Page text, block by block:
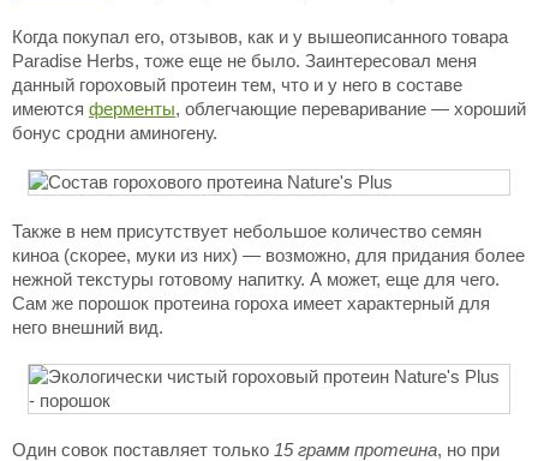
Когда покупал его, отзывов, как и у вышеописанного товара
Paradise Herbs, тоже еще не было. Заинтересовал меня
данный гороховый протеин тем, что и у него в составе
имеются ферменты, облегчающие переваривание — хороший
бонус сродни аминогену.
Также в нем присутствует небольшое количество семян
киноа (скорее, муки из них) — возможно, для придания более
нежной текстуры готовому напитку. А может, еще для чего.
Сам же порошок протеина гороха имеет характерный для
него внешний вид.
Один совок поставляет только 15 грамм протеина, но при